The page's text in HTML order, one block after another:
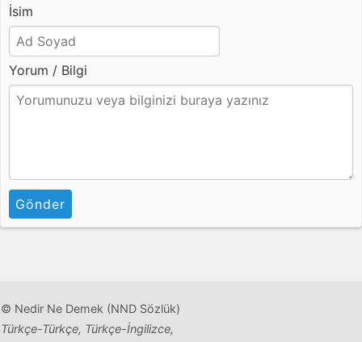
İsim
Yorum / Bilgi
Gönder
© Nedir Ne Demek (NND Sözlük)
Türkçe-Türkçe, Türkçe-İngilizce,